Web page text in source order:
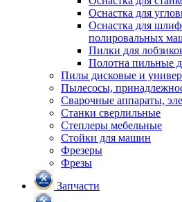
Оснастка для
Оснастка для
полировальных
Пилки для
Полотна пильные
Пилы дисковые и
Пылесосы,
Сварочные аппараты,
Станки сверлильные
Степлеры мебельные
Стойки для машин
Фрезеры
Фрезы
Запчасти